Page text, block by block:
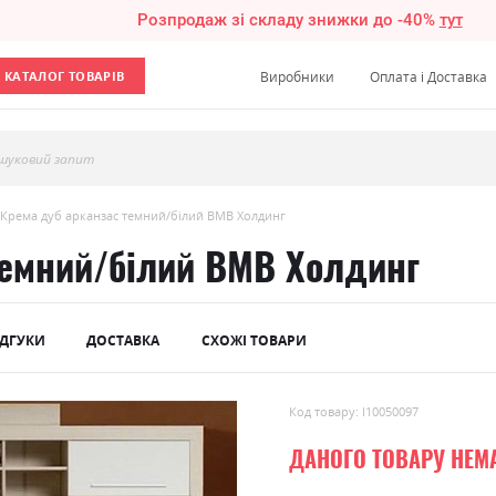
Розпродаж зі складу знижки до -40% тут
КАТАЛОГ ТОВАРІВ Виробники Оплата і Доставка
запит
дуб арканзас темний/білий ВМВ Холдинг
білий ВМВ Холдинг
ДОСТАВКА СХОЖІ ТОВАРИ
Код товару: l10050097
ДАНОГО ТОВАРУ